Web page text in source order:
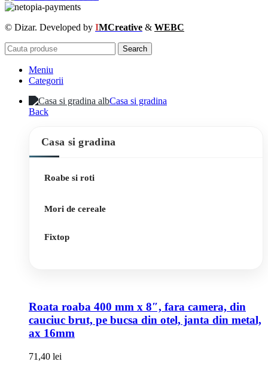
© Dizar. Developed by IMCreative & WEBC
Search
Meniu
Categorii
Casa si gradina
Back
Casa si gradina
Roabe si roti
Mori de cereale
Fixtop
Roata roaba 400 mm x 8″, fara camera, din
cauciuc brut, pe bucsa din otel, janta din metal,
ax 16mm
71,40 lei